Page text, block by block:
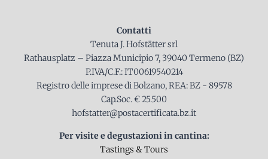
Contatti
Tenuta J. Hofstätter srl
Rathausplatz – Piazza Municipio 7, 39040 Termeno (BZ)
P.IVA/C.F.: IT00619540214
Registro delle imprese di Bolzano, REA: BZ - 89578
Cap.Soc. € 25.500
hofstatter@postacertificata.bz.it
Per visite e degustazioni in cantina:
Tastings & Tours